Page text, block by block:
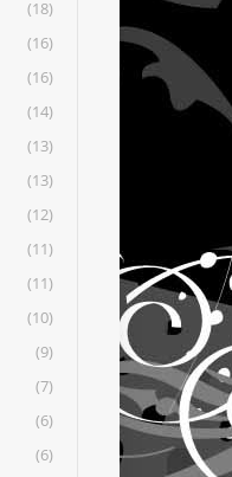
(18)
(16)
(16)
(14)
(13)
(13)
(12)
(11)
(11)
(10)
(9)
(7)
(6)
(6)